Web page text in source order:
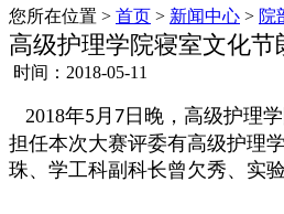
您所在位置 > 首页 > 新闻中心 > 院
高级护理学院寝室文化节
时间：2018-05-11
2018年5 月 7 日晚，高级护理
担任本次大赛评委有高级护理
珠、学工科副科长曾欠秀、实